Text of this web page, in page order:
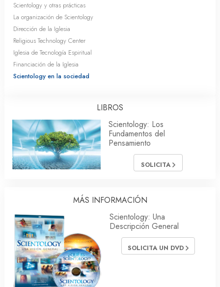
Scientology y otras prácticas
La organización de Scientology
Dirección de la Iglesia
Religious Technology Center
Iglesia de Tecnología Espiritual
Financiación de la Iglesia
Scientology en la sociedad
LIBROS
Scientology: Los
Fundamentos del
Pensamiento
SOLICITA
MÁS INFORMACIÓN
Scientology: Una
Descripción General
SOLICITA UN DVD